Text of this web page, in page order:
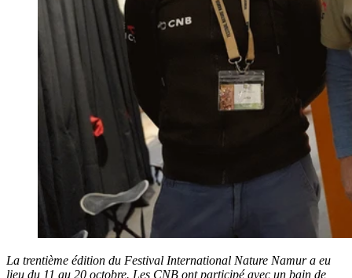
La trentième édition du Festival International Nature Namur a eu
lieu du 11 au 20 octobre. Les CNB ont participé avec un bain de